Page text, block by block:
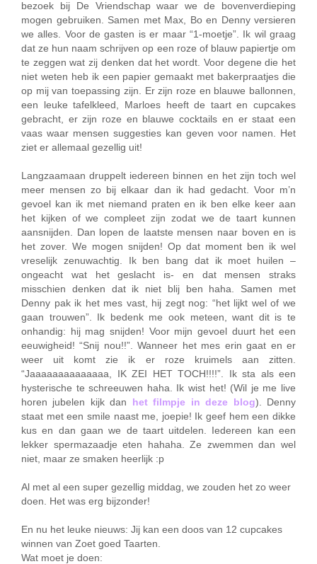
bezoek bij De Vriendschap waar we de bovenverdieping
mogen gebruiken. Samen met Max, Bo en Denny versieren
we alles. Voor de gasten is er maar “1-moetje”. Ik wil graag
dat ze hun naam schrijven op een roze of blauw papiertje om
te zeggen wat zij denken dat het wordt. Voor degene die het
niet weten heb ik een papier gemaakt met bakerpraatjes die
op mij van toepassing zijn. Er zijn roze en blauwe ballonnen,
een leuke tafelkleed, Marloes heeft de taart en cupcakes
gebracht, er zijn roze en blauwe cocktails en er staat een
vaas waar mensen suggesties kan geven voor namen. Het
ziet er allemaal gezellig uit!
Langzaamaan druppelt iedereen binnen en het zijn toch wel
meer mensen zo bij elkaar dan ik had gedacht. Voor m’n
gevoel kan ik met niemand praten en ik ben elke keer aan
het kijken of we compleet zijn zodat we de taart kunnen
aansnijden. Dan lopen de laatste mensen naar boven en is
het zover. We mogen snijden! Op dat moment ben ik wel
vreselijk zenuwachtig. Ik ben bang dat ik moet huilen –
ongeacht wat het geslacht is- en dat mensen straks
misschien denken dat ik niet blij ben haha. Samen met
Denny pak ik het mes vast, hij zegt nog: “het lijkt wel of we
gaan trouwen”. Ik bedenk me ook meteen, want dit is te
onhandig: hij mag snijden! Voor mijn gevoel duurt het een
eeuwigheid! “Snij nou!!”. Wanneer het mes erin gaat en er
weer uit komt zie ik er roze kruimels aan zitten.
“Jaaaaaaaaaaaaaa, IK ZEI HET TOCH!!!!”. Ik sta als een
hysterische te schreeuwen haha. Ik wist het! (Wil je me live
horen jubelen kijk dan het filmpje in deze blog). Denny
staat met een smile naast me, joepie! Ik geef hem een dikke
kus en dan gaan we de taart uitdelen. Iedereen kan een
lekker spermazaadje eten hahaha. Ze zwemmen dan wel
niet, maar ze smaken heerlijk :p
Al met al een super gezellig middag, we zouden het zo weer
doen. Het was erg bijzonder!
En nu het leuke nieuws: Jij kan een doos van 12 cupcakes
winnen van Zoet goed Taarten.
Wat moet je doen: